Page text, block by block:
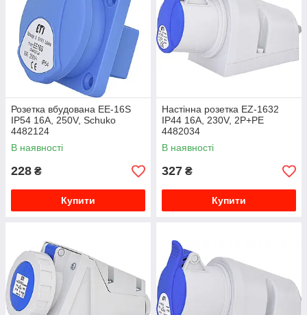
(водонепроникні).
Застосовуються за температури навколишнього
середовища від -55С до +55С.
Розетка вбудована EE-16S
IP54 16A, 250V, Schuko
4482124
В наявності
228 ₴
Купити
Настінна розетка EZ-1632
IP44 16A, 230V, 2P+PE
4482034
В наявності
327 ₴
Купити